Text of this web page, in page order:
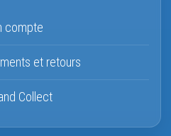
compte
et retours
Collect